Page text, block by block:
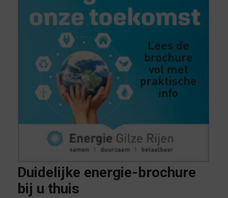
Duidelijke energie-brochure
bij u thuis